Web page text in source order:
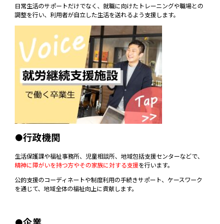
日常生活のサポートだけでなく、就職に向けたトレーニングや職場との
調整を行い、利用者が自立した生活を送れるよう支援します。
●行政機関
生活保護課や福祉事務所、児童相談所、地域包括支援センターなどで、
精神に障がいを持つ方やその家族に対する支援を行います。
公的支援のコーディネートや制度利用の手続きサポート、ケースワーク
を通じて、地域全体の福祉向上に貢献します。